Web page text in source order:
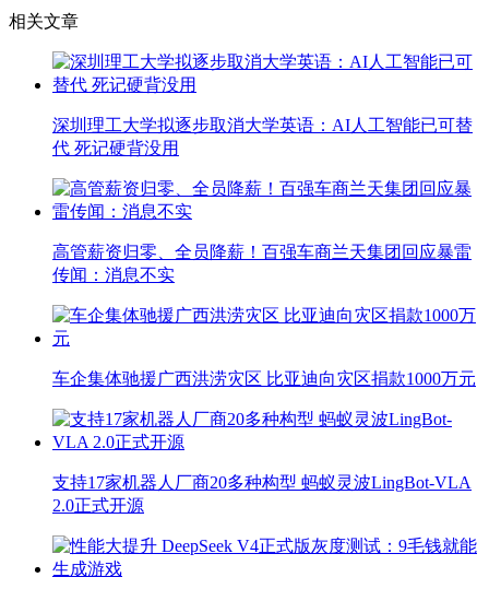
相关文章
深圳理工大学拟逐步取消大学英语：AI人工智能已可替
代 死记硬背没用
高管薪资归零、全员降薪！百强车商兰天集团回应暴雷
传闻：消息不实
车企集体驰援广西洪涝灾区 比亚迪向灾区捐款1000万元
支持17家机器人厂商20多种构型 蚂蚁灵波LingBot-VLA
2.0正式开源